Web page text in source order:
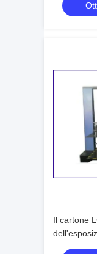
Il cartone
macchina